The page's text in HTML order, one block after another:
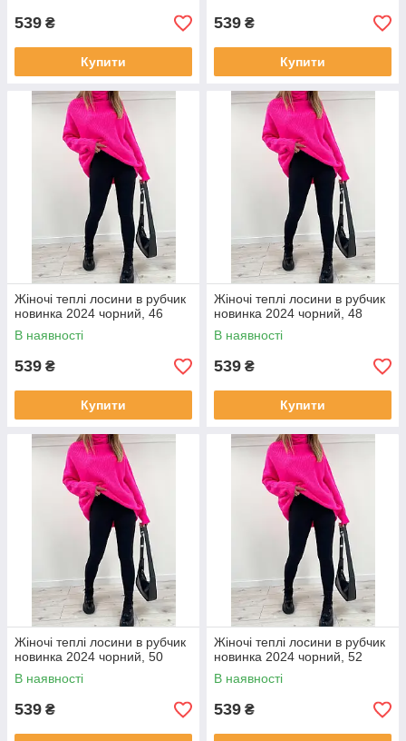
539 ₴
Купити
539 ₴
Купити
Жіночі теплі лосини в рубчик
новинка 2024 чорний, 46
В наявності
539 ₴
Купити
Жіночі теплі лосини в рубчик
новинка 2024 чорний, 48
В наявності
539 ₴
Купити
Жіночі теплі лосини в рубчик
новинка 2024 чорний, 50
В наявності
539 ₴
Жіночі теплі лосини в рубчик
новинка 2024 чорний, 52
В наявності
539 ₴